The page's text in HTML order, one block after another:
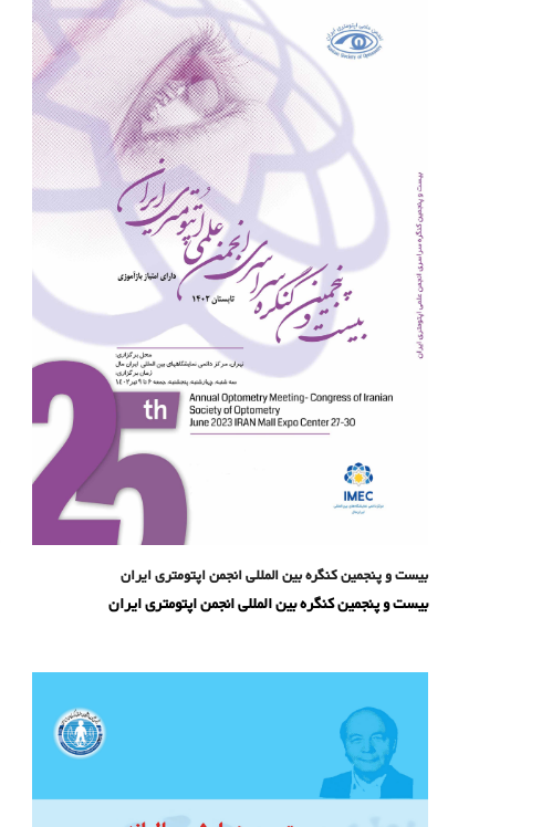
بیست و پنجمین کنگره بین المللی انجمن اپتومتری ایران
بیست و پنجمین کنگره بین المللی انجمن اپتومتری ایران